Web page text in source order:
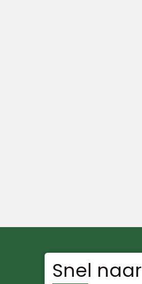
Snel naar